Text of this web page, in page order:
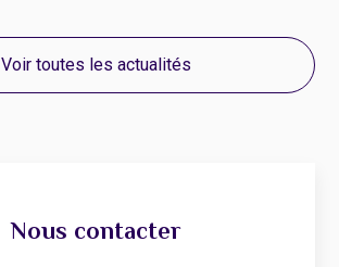
Voir toutes les actualités
Nous contacter